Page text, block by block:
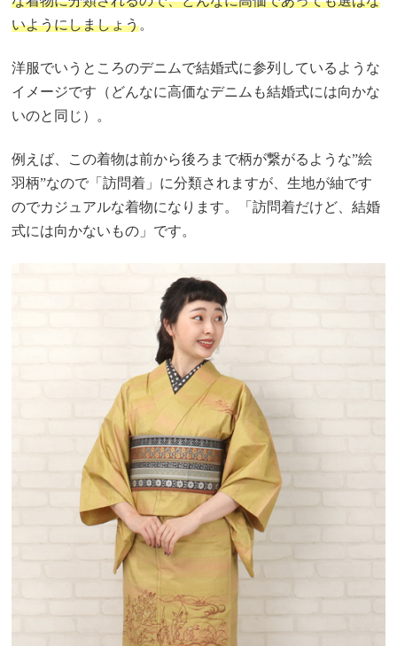
いようにしましょう。
洋服でいうところのデニムで結婚式に参列しているような
イメージです（どんなに高価なデニムも結婚式には向かな
いのと同じ）。
例えば、この着物は前から後ろまで柄が繋がるような”絵
羽柄”なので「訪問着」に分類されますが、生地が紬です
のでカジュアルな着物になります。「訪問着だけど、結婚
式には向かないもの」です。